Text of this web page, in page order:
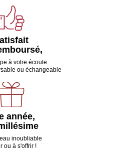
à votre écoute
ou échangeable
année,
inoubliable
ou à s'offrir !